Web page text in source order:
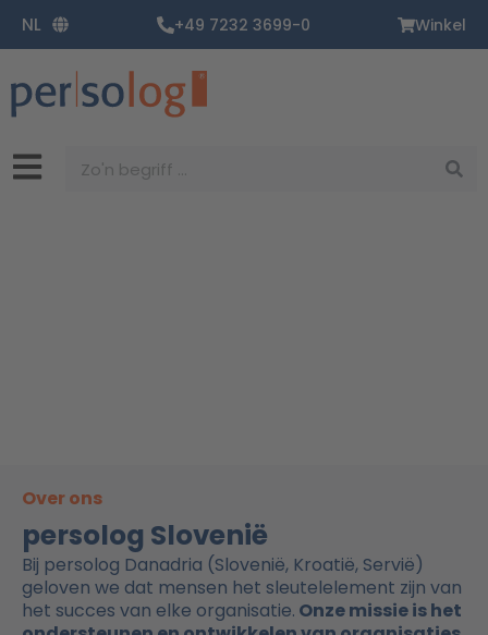
naar
de
inhoud
NL +49 7232 3699-0 Winkel
Over ons
persolog Slovenië
Bij persolog Danadria (Slovenië, Kroatië, Servië)
geloven we dat mensen het sleutelelement zijn van
het succes van elke organisatie. Onze missie is het